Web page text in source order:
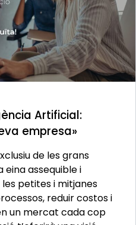
Artificial:
empresa»
de les grans
eina assequible i
petites i mitjanes
reduir costos i
un mercat cada cop